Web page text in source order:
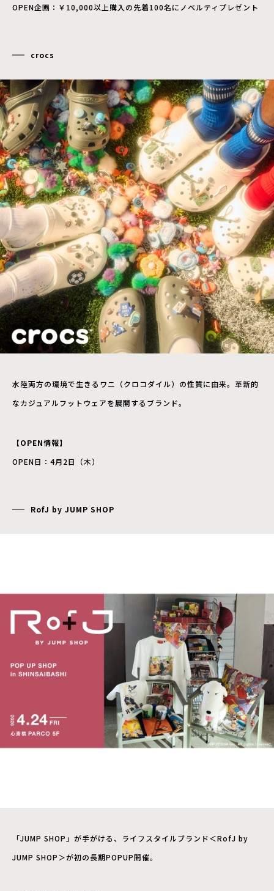
OPEN企画：￥10,000以上購入の先着100名にノベルティプレゼント
crocs
水陸両方の環境で生きるワニ（クロコダイル）の性質に由来。革新的
なカジュアルフットウェアを展開するブランド。
【OPEN情報】
OPEN日：4月2日（木）
RofJ by JUMP SHOP
「JUMP SHOP」が手がける、ライフスタイルブランド＜RofJ by
JUMP SHOP＞が初の長期POPUP開催。